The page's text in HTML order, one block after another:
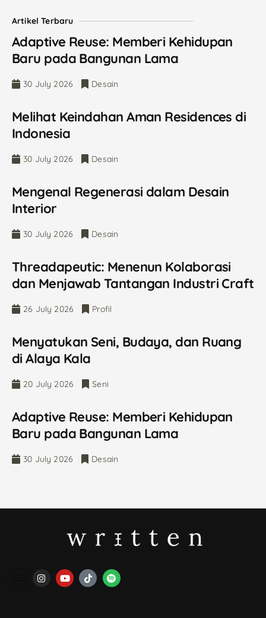
Artikel Terbaru
Adaptive Reuse: Memberi Kehidupan
Baru pada Bangunan Lama
30 July 2026 Desain
Melihat Keindahan Aman Residences di
Indonesia
30 July 2026 Desain
Mengenal Regenerasi dalam Desain
Interior
30 July 2026 Desain
Threadapeutic: Menenun Kolaborasi
dan Menjawab Tantangan Industri Craft
26 July 2026 Profil
Menyatukan Seni, Budaya, dan Ruang
di Alaya Kala
20 July 2026 Seni
Adaptive Reuse: Memberi Kehidupan
Baru pada Bangunan Lama
30 July 2026 Desain